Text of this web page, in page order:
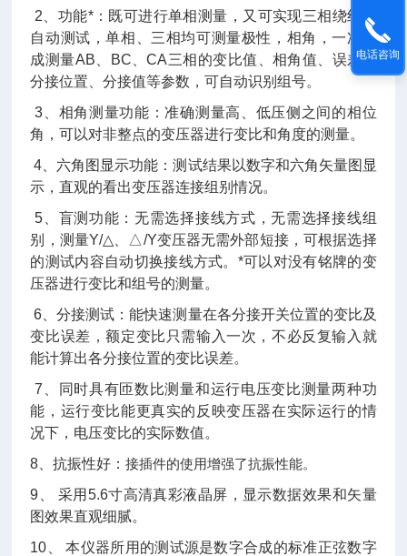
2
功能*：既可进行单相测量，又可实现三相绕组的
自动测试，单相、三相均可测量极性，相角，一次完
成测量AB、BC、CA三相的变比值、相角值、误差、
分接位置、分接值等参数，可自动识别组号。
3 、相角测量功能：准确测量高、低压侧之间的相位
角，可以对非整点的变压器进行变比和角度的测量。
4 、六角图显示功能：测试结果以数字和六角矢量图显
示，直观的看出变压器连接组别情况。
5 、盲测功能：无需选择接线方式，无需选择接线组
别，测量Y/△、△/Y变压器无需外部短接，可根据选择
的测试内容自动切换接线方式。*可以对没有铭牌的变
压器进行变比和组号的测量。
6 、分接测试：能快速测量在各分接开关位置的变比及
变比误差，额定变比只需输入一次，不必反复输入就
能计算出各分接位置的变比误差。
7 、同时具有匝数比测量和运行电压变比测量两种功
能，运行变比能更真实的反映变压器在实际运行的情
况下，电压变比的实际数值。
8 、抗振性好：接插件的使用增强了抗振性能。
9 、 采用5.6寸高清真彩液晶屏，显示数据效果和矢量
图效果直观细腻。
10 、 本仪器所用的测试源是数字合成的标准正弦数字
电话咨询